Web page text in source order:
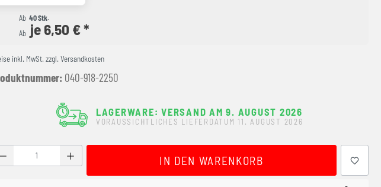
Ab 40 Stk.
Ab je 6,50 € *
inkl. MwSt. zzgl. Versandkosten
040-918-2250
LAGERWARE: VERSAND AM 9. AUGUST 2026
VORAUSSICHTLICHES LIEFERDATUM 11. AUGUST 2026
Anzahl: Gib den gewünschten Wert ein oder benutze die Schaltflächen
IN DEN WARENKORB